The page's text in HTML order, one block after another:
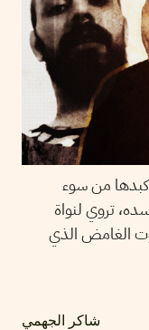
من سوء
تروي لنواة
الغامض الذي
شاكر الجهمي